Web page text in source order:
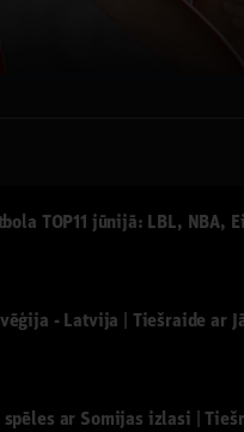
TOP11 jūnijā: LBL, NBA,
- Latvija | Tiešraide ar
spēles ar Somijas izlasi |